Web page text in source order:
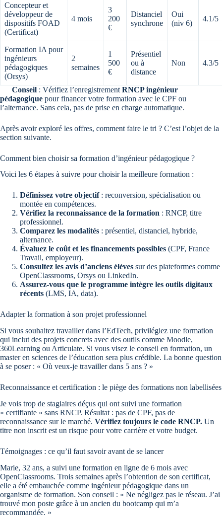
Concepteur et
développeur de
dispositifs FOAD
(Certificat)
4 mois
3
200
€
Distanciel
synchrone
Oui
(niv 6)
4.1/5
Formation IA pour
ingénieurs
pédagogiques
(Orsys)
2
semaines
1
500
€
Présentiel
ou à
distance
Non 4.3/5
Conseil : Vérifiez l’enregistrement RNCP ingénieur
pédagogique pour financer votre formation avec le CPF ou
l’alternance. Sans cela, pas de prise en charge automatique.
Après avoir exploré les offres, comment faire le tri ? C’est l’objet de la
section suivante.
Comment bien choisir sa formation d’ingénieur pédagogique ?
Voici les 6 étapes à suivre pour choisir la meilleure formation :
Définissez votre objectif: reconversion, spécialisation ou
montée en compétences.
Vérifiez la reconnaissance de la formation : RNCP, titre
professionnel.
Comparez les modalités : présentiel, distanciel, hybride,
alternance.
Évaluez le coût et les financements possibles (CPF, France
Travail, employeur).
Consultez les avis d’anciens élèves sur des plateformes comme
OpenClassrooms, Orsys ou LinkedIn.
Assurez-vous que le programme intègre les outils digitaux
récents (LMS, IA, data).
Adapter la formation à son projet professionnel
Si vous souhaitez travailler dans l’EdTech, privilégiez une formation
qui inclut des projets concrets avec des outils comme Moodle,
360Learning ou Articulate. Si vous visez le conseil en formation, un
master en sciences de l’éducation sera plus crédible. La bonne question
à se poser : « Où veux-je travailler dans 5 ans ? »
Reconnaissance et certification : le piège des formations non labellisées
Je vois trop de stagiaires déçus qui ont suivi une formation
« certifiante » sans RNCP. Résultat : pas de CPF, pas de
reconnaissance sur le marché. Vérifiez toujours le code RNCP. Un
titre non inscrit est un risque pour votre carrière et votre budget.
Témoignages : ce qu’il faut savoir avant de se lancer
Marie, 32 ans, a suivi une formation en ligne de 6 mois avec
OpenClassrooms. Trois semaines après l’obtention de son certificat,
elle a été embauchée comme ingénieur pédagogique dans un
organisme de formation. Son conseil : « Ne négligez pas le réseau. J’ai
trouvé mon poste grâce à un ancien du bootcamp qui m’a
recommandée. »